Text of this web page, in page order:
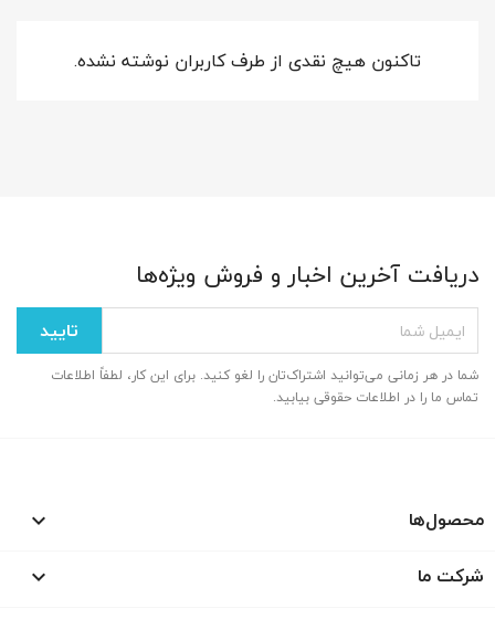
تاکنون هیچ نقدی از طرف کاربران نوشته نشده.
دریافت آخرین اخبار و فروش ویژه‌ها
شما در هر زمانی می‌توانید اشتراک‌تان را لغو کنید. برای این کار، لطفاً اطلاعات
تماس ما را در اطلاعات حقوقی بیابید.
محصول‌ها 
شرکت ما 